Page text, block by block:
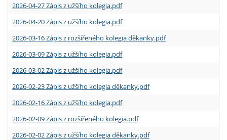
2026-04-27 Zápis z užšího kolegia.pdf
2026-04-20 Zápis z užšího kolegia.pdf
2026-03-16 Zápis z rozšířeného kolegia děkanky.pdf
2026-03-09 Zápis z užšího kolegia.pdf
2026-03-02 Zápis z užšího kolegia.pdf
2026-02-23 Zápis z užšího kolegia děkanky.pdf
2026-02-16 Zápis z užšího kolegia.pdf
2026-02-09 Zápis z rozšířeného kolegia.pdf
2026-02-02 Zápis z užšího kolegia děkanky.pdf